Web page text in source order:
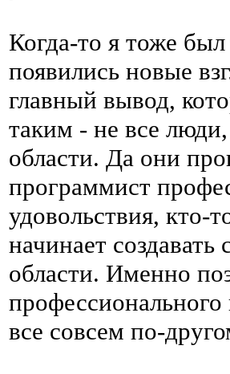
Когда-то я тоже
появились новые
главный вывод,
таким - не все
области. Да они
программист
удовольствия, кто-
начинает
области. Именно
все совсем по-